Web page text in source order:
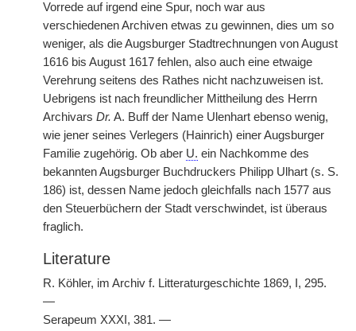
Vorrede auf irgend eine Spur, noch war aus
verschiedenen Archiven etwas zu gewinnen, dies um so
weniger, als die Augsburger Stadtrechnungen von August
1616 bis August 1617 fehlen, also auch eine etwaige
Verehrung seitens des Rathes nicht nachzuweisen ist.
Uebrigens ist nach freundlicher Mittheilung des Herrn
Archivars Dr. A. Buff der Name Ulenhart ebenso wenig,
wie jener seines Verlegers (Hainrich) einer Augsburger
Familie zugehörig. Ob aber U. ein Nachkomme des
bekannten Augsburger Buchdruckers Philipp Ulhart (s. S.
186) ist, dessen Name jedoch gleichfalls nach 1577 aus
den Steuerbüchern der Stadt verschwindet, ist überaus
fraglich.
Literature
R. Köhler, im Archiv f. Litteraturgeschichte 1869, I, 295.
—
Serapeum XXXI, 381. —